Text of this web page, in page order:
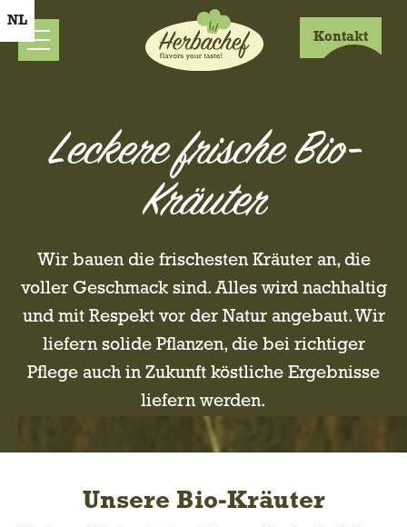
DE
NL
Kontakt
Leckere frische Bio-
Kräuter
Wir bauen die frischesten Kräuter an, die
voller Geschmack sind. Alles wird nachhaltig
und mit Respekt vor der Natur angebaut. Wir
liefern solide Pflanzen, die bei richtiger
Pflege auch in Zukunft köstliche Ergebnisse
liefern werden.
Unsere Bio-Kräuter